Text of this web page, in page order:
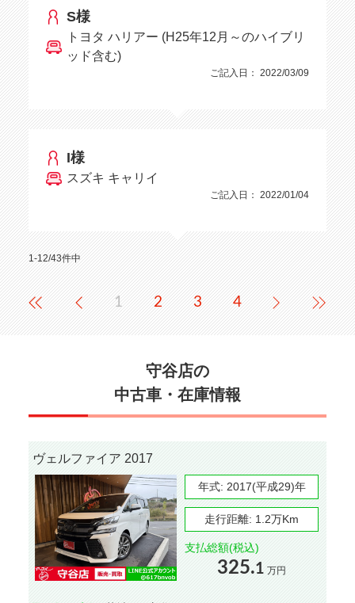
S様
トヨタ ハリアー (H25年12月～のハイブリ
ッド含む)
ご記入日： 2022/03/09
I様
スズキ キャリイ
ご記入日： 2022/01/04
1-12/43件中
1 2 3 4
守谷店の
中古車・在庫情報
ヴェルファイア 2017
年式: 2017(平成29)年
走行距離: 1.2万Km
支払総額(税込)
325.1 万円